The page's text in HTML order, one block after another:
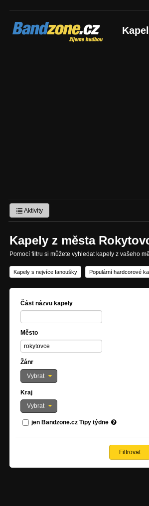
Bandzone.cz
žijeme hudbou
Aktivity
Kapely z města
Pomocí filtru si můžete vyhledat kapely z vašeho
Kapely s nejvíce fanoušky Populární hardcorové
Část názvu kapely
Město
Žánr
Vybrat
Kraj
Vybrat
jen Bandzone.cz Tipy týdne